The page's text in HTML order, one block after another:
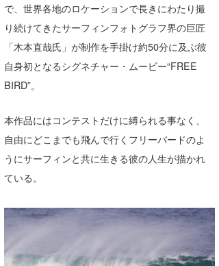
で、世界各地のロケーションで長きにわたり撮
り続けてきたサーフィンフォトグラフ界の巨匠
「木本直哉氏」が制作を手掛け約50分に及ぶ彼
自身初となるシグネチャー・ムービー“FREE
BIRD”。
本作品にはコンテストだけに縛られる事なく、
自由にどこまでも飛んで行くフリーバードのよ
うにサーフィンと共に生きる彼の人生が描かれ
ている。